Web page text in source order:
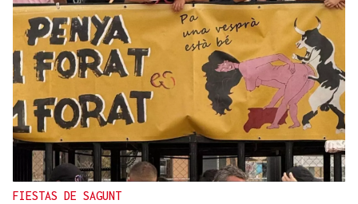
FIESTAS DE SAGUNT